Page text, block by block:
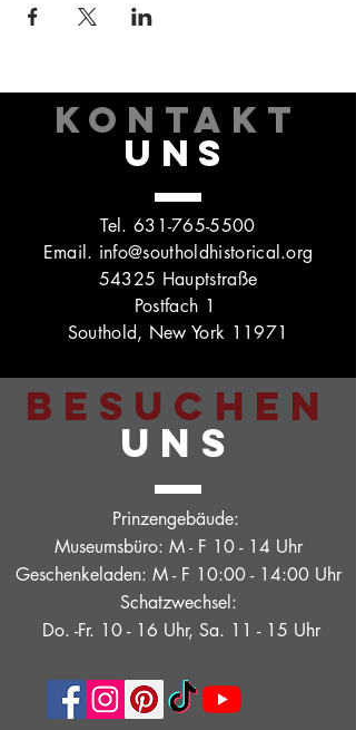
KONTAKT
UNS
Tel. 631-765-5500
Email. info@southoldhistorical.org
54325 Hauptstraße
Postfach 1
Southold, New York 11971
BESUCHEN
UNS
Prinzengebäude:
Museumsbüro: M - F 10 - 14 Uhr
Geschenkeladen: M - F 10:00 - 14:00 Uhr
Schatzwechsel:
Do. -Fr. 10 - 16 Uhr, Sa. 11 - 15 Uhr